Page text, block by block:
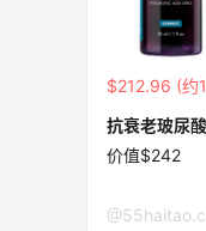
$212.96 (约
抗衰老玻尿
价值$242